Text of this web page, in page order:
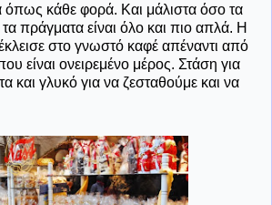
όπως κάθε φορά. Και μάλιστα όσο τα
πράγματα είναι όλο και πιο απλά. Η
στο γνωστό καφέ απέναντι από
είναι ονειρεμένο μέρος. Στάση για
και γλυκό για να ζεσταθούμε και να